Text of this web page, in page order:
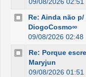
Re: Ainda não
DiogoCosmo∞
09/08/2026 02:48
Re: Porque
Maryjun
09/08/2026 01:51